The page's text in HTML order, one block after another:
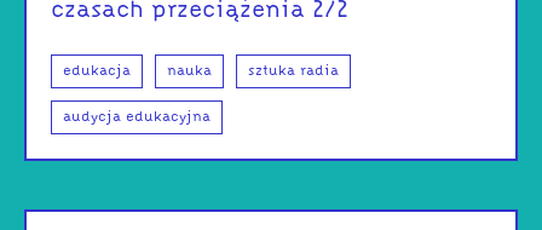
czasach przeciążenia 2/2
edukacja nauka sztuka radia
audycja edukacyjna